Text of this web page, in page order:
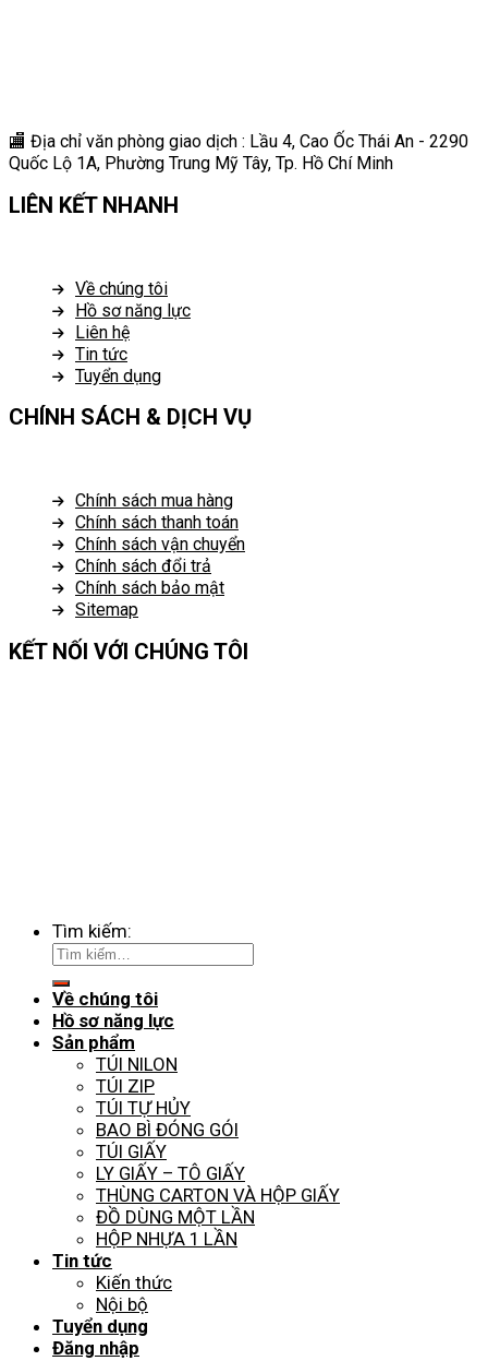
🏬 Địa chỉ văn phòng giao dịch : Lầu 4, Cao Ốc Thái An - 2290
Quốc Lộ 1A, Phường Trung Mỹ Tây, Tp. Hồ Chí Minh
LIÊN KẾT NHANH
Về chúng tôi
Hồ sơ năng lực
Liên hệ
Tin tức
Tuyển dụng
CHÍNH SÁCH & DỊCH VỤ
Chính sách mua hàng
Chính sách thanh toán
Chính sách vận chuyển
Chính sách đổi trả
Chính sách bảo mật
Sitemap
KẾT NỐI VỚI CHÚNG TÔI
Tìm kiếm:
Về chúng tôi
Hồ sơ năng lực
Sản phẩm
TÚI NILON
TÚI ZIP
TÚI TỰ HỦY
BAO BÌ ĐÓNG GÓI
TÚI GIẤY
LY GIẤY – TÔ GIẤY
THÙNG CARTON VÀ HỘP GIẤY
ĐỒ DÙNG MỘT LẦN
HỘP NHỰA 1 LẦN
Tin tức
Kiến thức
Nội bộ
Tuyển dụng
Đăng nhập